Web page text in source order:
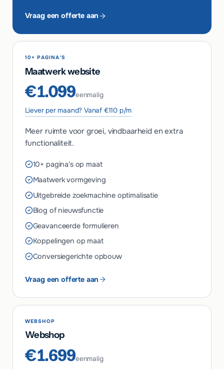
Vraag een offerte aan
10+ PAGINA'S
Maatwerk website
€1.099eenmalig
Liever per maand? Vanaf €110 p/m
Meer ruimte voor groei, vindbaarheid en extra
functionaliteit.
10+ pagina's op maat
Maatwerk vormgeving
Uitgebreide zoekmachine optimalisatie
Blog of nieuwsfunctie
Geavanceerde formulieren
Koppelingen op maat
Conversiegerichte opbouw
Vraag een offerte aan
WEBSHOP
Webshop
€1.699eenmalig